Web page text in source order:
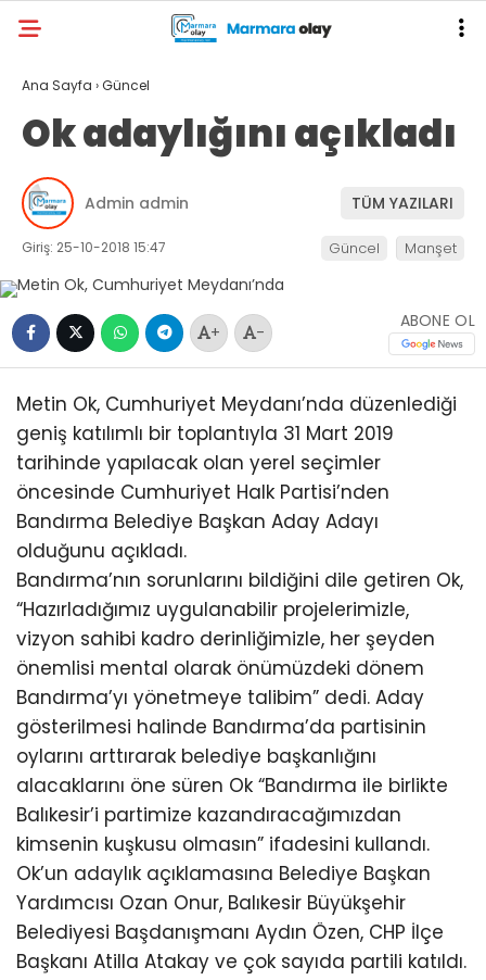
Ana Sayfa ›Güncel
Ok adaylığını açıkladı
Admin admin TÜM YAZILARI
Giriş: 25-10-2018 15:47 Güncel Manşet
+ -
ABONE OL
Metin Ok, Cumhuriyet Meydanı’nda düzenlediği
geniş katılımlı bir toplantıyla 31 Mart 2019
tarihinde yapılacak olan yerel seçimler
öncesinde Cumhuriyet Halk Partisi’nden
Bandırma Belediye Başkan Aday Adayı
olduğunu açıkladı.
Bandırma’nın sorunlarını bildiğini dile getiren Ok,
“Hazırladığımız uygulanabilir projelerimizle,
vizyon sahibi kadro derinliğimizle, her şeyden
önemlisi mental olarak önümüzdeki dönem
Bandırma’yı yönetmeye talibim” dedi. Aday
gösterilmesi halinde Bandırma’da partisinin
oylarını arttırarak belediye başkanlığını
alacaklarını öne süren Ok “Bandırma ile birlikte
Balıkesir’i partimize kazandıracağımızdan
kimsenin kuşkusu olmasın” ifadesini kullandı.
Ok’un adaylık açıklamasına Belediye Başkan
Yardımcısı Ozan Onur, Balıkesir Büyükşehir
Belediyesi Başdanışmanı Aydın Özen, CHP İlçe
Başkanı Atilla Atakay ve çok sayıda partili katıldı.